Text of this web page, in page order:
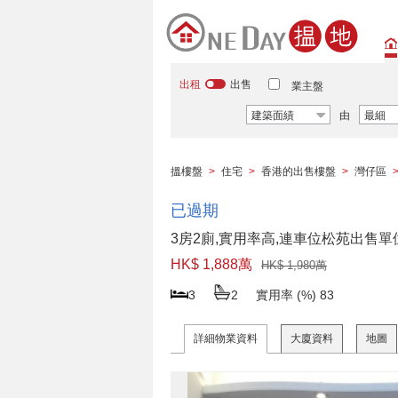
出租 出售 業主盤
建築面績 由 最細
搵樓盤 > 住宅 > 香港的出售樓盤 > 灣仔區 >
已過期
3房2廁,實用率高,連車位松苑出售單
HK$ 1,888萬
HK$ 1,980萬
3 2 實用率 (%) 83
詳細物業資料 大廈資料 地圖